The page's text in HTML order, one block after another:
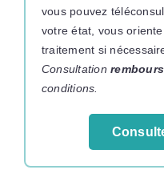
vous pouvez
votre état, vous
traitement si
Consultation
conditions.